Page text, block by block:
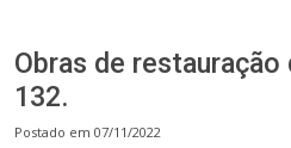
Obras de restauração
132.
Postado em 07/11/2022